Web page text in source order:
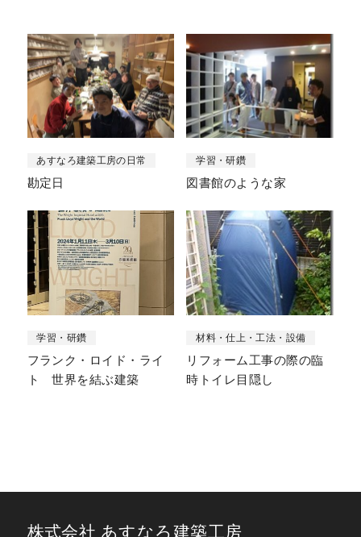
あすなろ建築工房の日常
勘定日
学習・研鑽
図書館のような家
学習・研鑽
フランク・ロイド・ライ
ト 世界を結ぶ建築
材料・仕上・工法・設備
リフォーム工事の際の臨
時トイレ目隠し
株式会社 あすなろ建築工房